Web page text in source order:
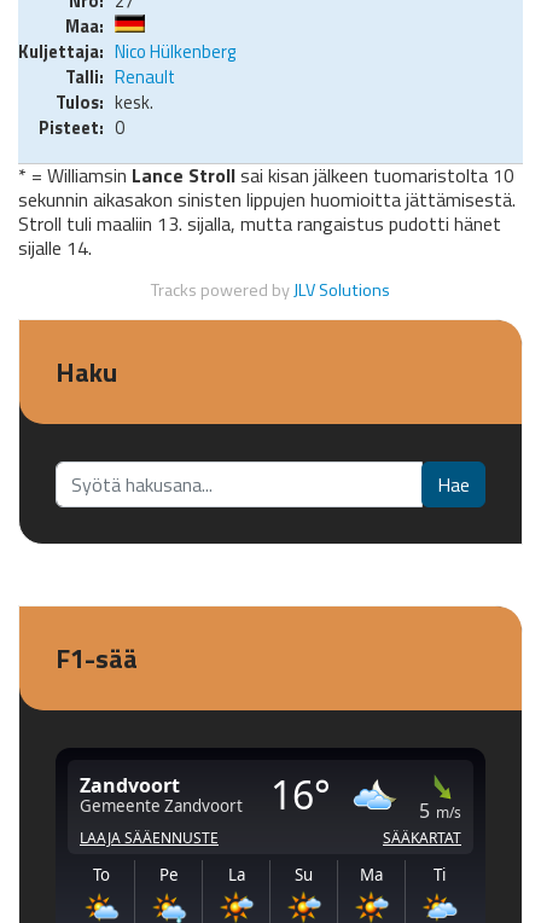
Nico Hülkenberg
Renault
kesk.
0
* = Williamsin Lance Strollsai kisan jälkeen tuomaristolta 10
sekunnin aikasakon sinisten lippujen huomioitta jättämisestä.
Stroll tuli maaliin 13. sijalla, mutta rangaistus pudotti hänet
sijalle 14.
Tracks powered byJLV Solutions
Haku
Etsi... Hae
F1-sää